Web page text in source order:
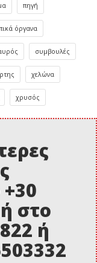
πηγή
όργανα
συμβουλές
χελώνα
χρυσός
στο
ή